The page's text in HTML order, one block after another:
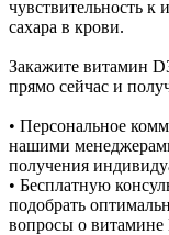
чувствительность к
сахара в крови.
Закажите витамин
прямо сейчас и
• Персональное
нашими
получения
• Бесплатную
подобрать
вопросы о витамине